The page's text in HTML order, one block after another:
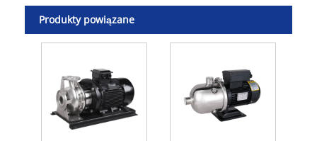
Produkty powiązane